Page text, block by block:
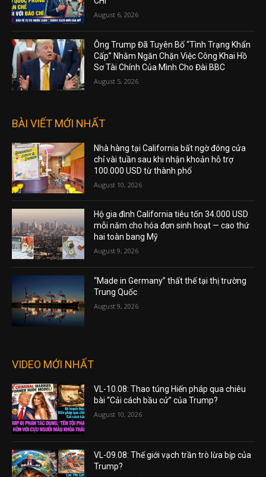
August 6, 2026
Ông Trump Đã Tuyên Bố “Tình Trạng Khẩn
Cấp” Nhằm Ngăn Chặn Việc Công Khai Hồ
Sơ Tài Chính Của Mình Cho Đài BBC
August 5, 2026
BÀI VIẾT MỚI NHẤT
Nhà hàng tại California bất ngờ đóng cửa
chỉ vài tuần sau khi nhận khoản hỗ trợ
100.000 USD từ thành phố
August 10, 2026
Hộ gia đình California tiêu tốn 34.000 USD
mỗi năm cho hóa đơn sinh hoạt — cao thứ
hai toàn bang Mỹ
August 9, 2026
“Made in Germany” thất thế tại thị trường
Trung Quốc
August 9, 2026
VIDEO MỚI NHẤT
VL-10.08: Thao túng Hiến pháp qua chiêu
bài “Cải cách bầu cử” của Trump?
August 10, 2026
VL-09.08: Thế giới vạch trần trò lừa bịp của
Trump?